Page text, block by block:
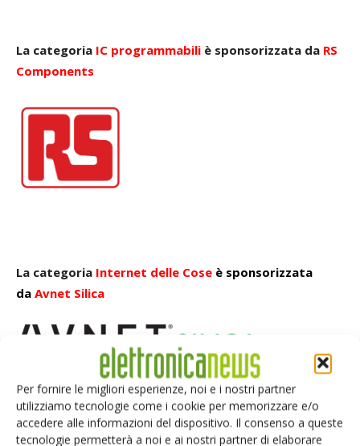
Per fornire le migliori esperienze, noi e i nostri partner
utilizziamo tecnologie come i cookie per memorizzare e/o
accedere alle informazioni del dispositivo. Il consenso a queste
tecnologie permetterà a noi e ai nostri partner di elaborare
La categoria IC programmabili è sponsorizzata da RS
Components
La categoria Internet delle Cose è sponsorizzata
da Avnet Silica
La categoriaConnettori è sponsorizzata da Darton